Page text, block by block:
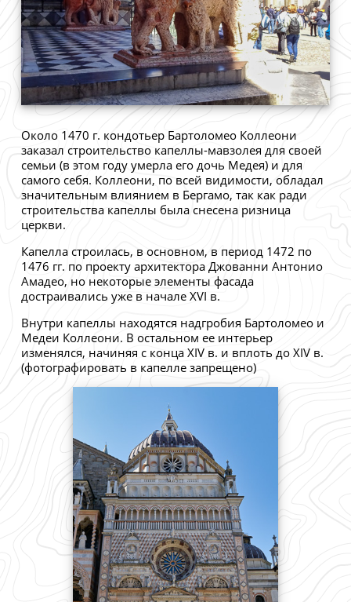
Около 1470 г. кондотьер Бартоломео Коллеони
заказал строительство капеллы-мавзолея для своей
семьи (в этом году умерла его дочь Медея) и для
самого себя. Коллеони, по всей видимости, обладал
значительным влиянием в Бергамо, так как ради
строительства капеллы была снесена ризница
церкви.
Капелла строилась, в основном, в период 1472 по
1476 гг. по проекту архитектора Джованни Антонио
Амадео, но некоторые элементы фасада
достраивались уже в начале XVI в.
Внутри капеллы находятся надгробия Бартоломео и
Медеи Коллеони. В остальном ее интерьер
изменялся, начиняя с конца XIV в. и вплоть до XIV в.
(фотографировать в капелле запрещено)